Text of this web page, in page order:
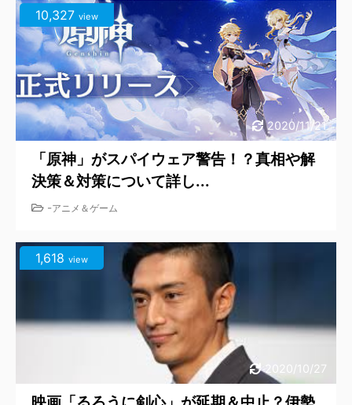
2020/11/21
10,327 view
「原神」がスパイウェア警告！？真相や解
決策＆対策について詳し...
-アニメ＆ゲーム
2020/10/27
1,618 view